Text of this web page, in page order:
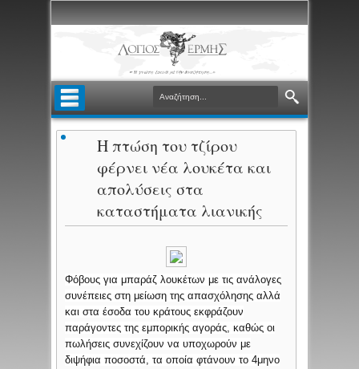
Η πτώση του τζίρου
φέρνει νέα λουκέτα και
απολύσεις στα
καταστήματα λιανικής
Φόβους για μπαράζ λουκέτων με τις ανάλογες
συνέπειες στη μείωση της απασχόλησης αλλά
και στα έσοδα του κράτους εκφράζουν
παράγοντες της εμπορικής αγοράς, καθώς οι
πωλήσεις συνεχίζουν να υποχωρούν με
διψήφια ποσοστά, τα οποία φτάνουν το 4μηνο